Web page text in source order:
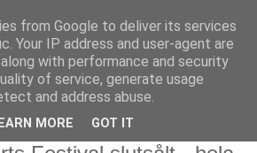
from Google to deliver its services
Your IP address and user-agent are
with performance and security
of service, generate usage
and address abuse.
MORE GOT IT